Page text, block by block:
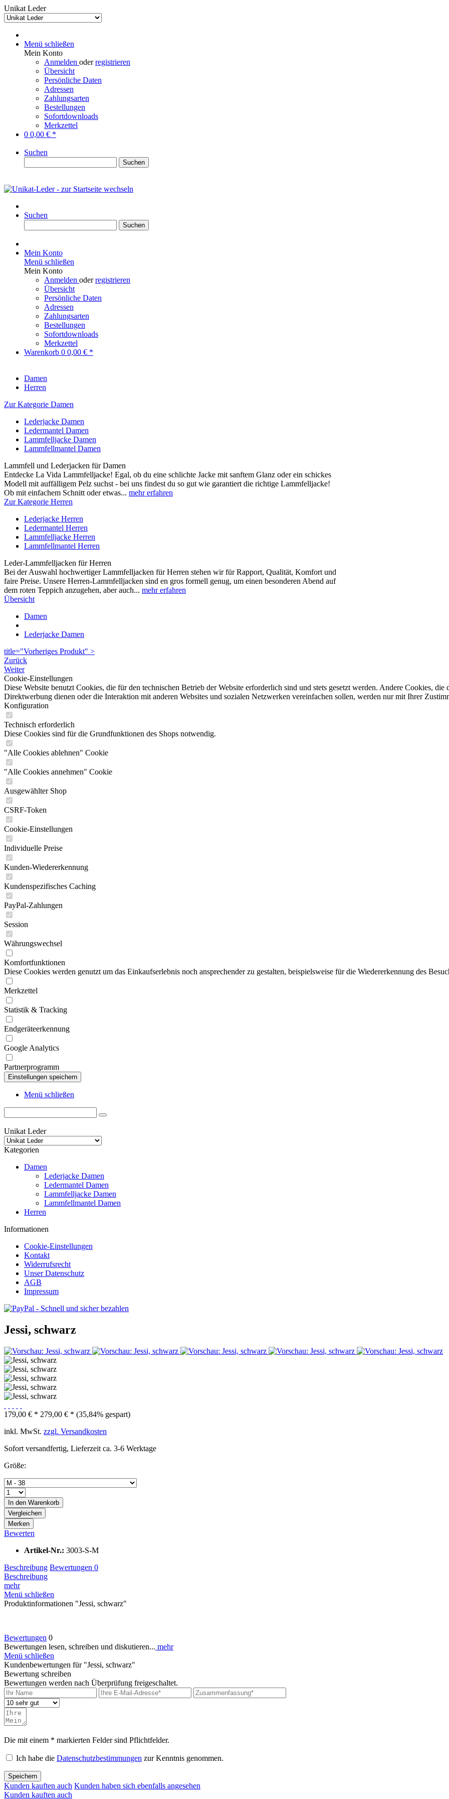
Unikat Leder
Menü schließen
Mein Konto
Anmelden oderregistrieren
Übersicht
Persönliche Daten
Adressen
Zahlungsarten
Bestellungen
Sofortdownloads
Merkzettel
0 0,00 € *
Suchen
Suchen
Suchen
Suchen
Mein Konto
Menü schließen
Mein Konto
Anmelden oderregistrieren
Übersicht
Persönliche Daten
Adressen
Zahlungsarten
Bestellungen
Sofortdownloads
Merkzettel
Warenkorb 0 0,00 € *
Damen
Herren
Zur Kategorie Damen
Lederjacke Damen
Ledermantel Damen
Lammfelljacke Damen
Lammfellmantel Damen
Lammfell und Lederjacken für Damen
Entdecke La Vida Lammfelljacke! Egal, ob du eine schlichte Jacke mit sanftem Glanz oder ein schickes
Modell mit auffälligem Pelz suchst - bei uns findest du so gut wie garantiert die richtige Lammfelljacke!
Ob mit einfachem Schnitt oder etwas... mehr erfahren
Zur Kategorie Herren
Lederjacke Herren
Ledermantel Herren
Lammfelljacke Herren
Lammfellmantel Herren
Leder-Lammfelljacken für Herren
Bei der Auswahl hochwertiger Lammfelljacken für Herren stehen wir für Rapport, Qualität, Komfort und
faire Preise. Unsere Herren-Lammfelljacken sind en gros formell genug, um einen besonderen Abend auf
dem roten Teppich anzugehen, aber auch... mehr erfahren
Übersicht
Damen
Lederjacke Damen
title="Vorheriges Produkt" >
Zurück
Weiter
Cookie-Einstellungen
Diese Website benutzt Cookies, die für den technischen Betrieb der Website erforderlich sind und stets gesetzt werden. Andere Cookies,
Direktwerbung dienen oder die Interaktion mit anderen Websites und sozialen Netzwerken vereinfachen sollen, werden nur mit Ihrer
Konfiguration
Technisch erforderlich
Diese Cookies sind für die Grundfunktionen des Shops notwendig.
"Alle Cookies ablehnen" Cookie
"Alle Cookies annehmen" Cookie
Ausgewählter Shop
CSRF-Token
Cookie-Einstellungen
Individuelle Preise
Kunden-Wiedererkennung
Kundenspezifisches Caching
PayPal-Zahlungen
Session
Währungswechsel
Komfortfunktionen
Diese Cookies werden genutzt um das Einkaufserlebnis noch ansprechender zu gestalten, beispielsweise für die Wiedererkennung des
Merkzettel
Statistik & Tracking
Endgeräteerkennung
Google Analytics
Partnerprogramm
Menü schließen
Unikat Leder
Kategorien
Damen
Lederjacke Damen
Ledermantel Damen
Lammfelljacke Damen
Lammfellmantel Damen
Herren
Informationen
Cookie-Einstellungen
Kontakt
Widerrufsrecht
Unser Datenschutz
AGB
Impressum
Jessi, schwarz
179,00 € * 279,00 € * (35,84% gespart)
inkl. MwSt. zzgl. Versandkosten
Sofort versandfertig, Lieferzeit ca. 3-6 Werktage
Größe:
In den Warenkorb
Vergleichen
Merken
Bewerten
Artikel-Nr.: 3003-S-M
Beschreibung Bewertungen 0
Beschreibung
mehr
Menü schließen
Produktinformationen "Jessi, schwarz"
Bewertungen 0
Bewertungen lesen, schreiben und diskutieren... mehr
Menü schließen
Kundenbewertungen für "Jessi, schwarz"
Bewertung schreiben
Bewertungen werden nach Überprüfung freigeschaltet.
Die mit einem * markierten Felder sind Pflichtfelder.
Ich habe die Datenschutzbestimmungen zur Kenntnis genommen.
Speichern
Kunden kauften auch Kunden haben sich ebenfalls angesehen
Kunden kauften auch